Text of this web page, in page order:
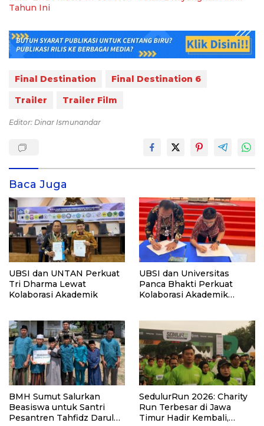
Tahun Ini
Final Destination
Final Destination 6
Trailer
Trailer Film
Editor: Dinar Ismunandar
Baca Juga
UBSI dan UNTAN Perkuat
Tri Dharma Lewat
Kolaborasi Akademik
UBSI dan Universitas
Panca Bhakti Perkuat
Kolaborasi Akademik
BMH Sumut Salurkan
Beasiswa untuk Santri
Pesantren Tahfidz Darul
SedulurRun 2026: Charity
Run Terbesar di Jawa
Timur Hadir Kembali,